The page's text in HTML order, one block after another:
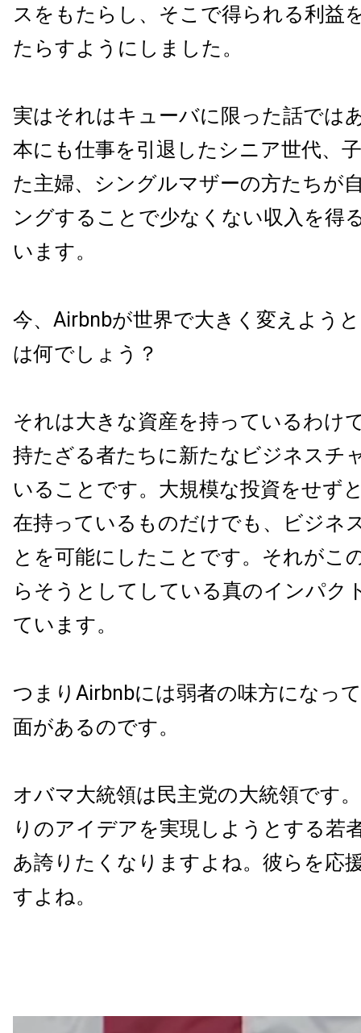
スをもたらし、そこで得られる利益
たらすようにしました。
実はそれはキューバに限った話では
本にも仕事を引退したシニア世代、
た主婦、シングルマザーの方たちが
ングすることで少なくない収入を得
います。
今、Airbnbが世界で大きく変えよう
は何でしょう？
それは大きな資産を持っているわけ
持たざる者たちに新たなビジネスチ
いることです。大規模な投資をせず
在持っているものだけでも、ビジネ
とを可能にしたことです。それがこ
らそうとしてしている真のインパク
ています。
つまりAirbnbには弱者の味方になっ
面があるのです。
オバマ大統領は民主党の大統領です
りのアイデアを実現しようとする若
あ誇りたくなりますよね。彼らを応
すよね。